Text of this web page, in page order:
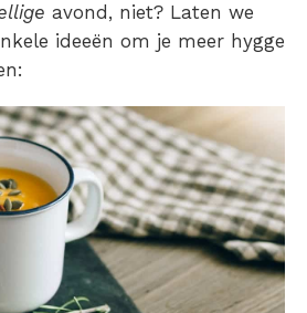
avond, niet? Laten we
ideeën om je meer hygge